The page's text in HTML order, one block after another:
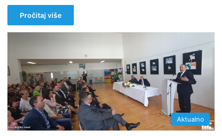
Pročitaj više
Aktualno